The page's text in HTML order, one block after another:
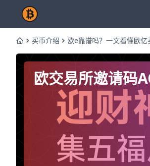
Home买币介绍 欧e靠谱吗？一文看懂欧
欧交易所邀请码